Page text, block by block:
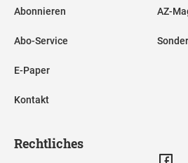
Abonnieren
Abo-Service
E-Paper
Kontakt
AZ-
Rechtliches